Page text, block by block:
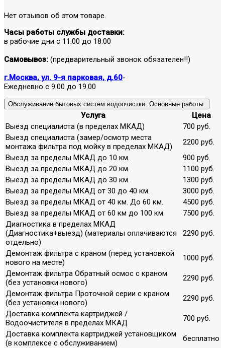
Нет отзывов об этом товаре.
Часы работы службы доставки:
в рабочие дни с 11:00 до 18:00
Самовывоз: (предварительный звонок обязателен!!)
г.Москва, ул. 9-я парковая, д.60-
Ежедневно с 9.00 до 19.00
Обслуживание бытовых систем водоочистки. Основные работы.
Услуга
Цена
Выезд специалиста (в пределах МКАД)
700 руб.
Выезд специалиста (замер/осмотр места
монтажа фильтра под мойку в пределах МКАД)
2200 руб.
Выезд за пределы МКАД до 10 км.
900 руб.
Выезд за пределы МКАД до 20 км.
1100 руб.
Выезд за пределы МКАД до 30 км.
1300 руб.
Выезд за пределы МКАД от 30 до 40 км.
3000 руб.
Выезд за пределы МКАД от 40 км. До 60 км.
4500 руб.
Выезд за пределы МКАД от 60 км до 100 км.
7500 руб.
Диагностика в пределах МКАД
(Диагностика+выезд) (материалы оплачиваются
отдельно)
2290 руб.
Демонтаж фильтра с краном (перед установкой
нового на месте)
1000 руб.
Демонтаж фильтра Обратный осмос с краном
(без установки нового)
2290 руб.
Демонтаж фильтра Проточной серии с краном
(без установки нового)
2290 руб.
Доставка комплекта картриджей /
Водоочистителя в пределах МКАД
700 руб.
Доставка комплекта картриджей установщиком
(в комплексе с обслуживанием)
бесплатно